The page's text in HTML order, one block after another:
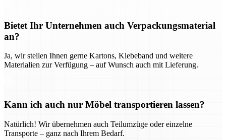
Bietet Ihr Unternehmen auch Verpackungsmaterial
an?
Ja, wir stellen Ihnen gerne Kartons, Klebeband und weitere
Materialien zur Verfügung – auf Wunsch auch mit Lieferung.
Kann ich auch nur Möbel transportieren lassen?
Natürlich! Wir übernehmen auch Teilumzüge oder einzelne
Transporte – ganz nach Ihrem Bedarf.